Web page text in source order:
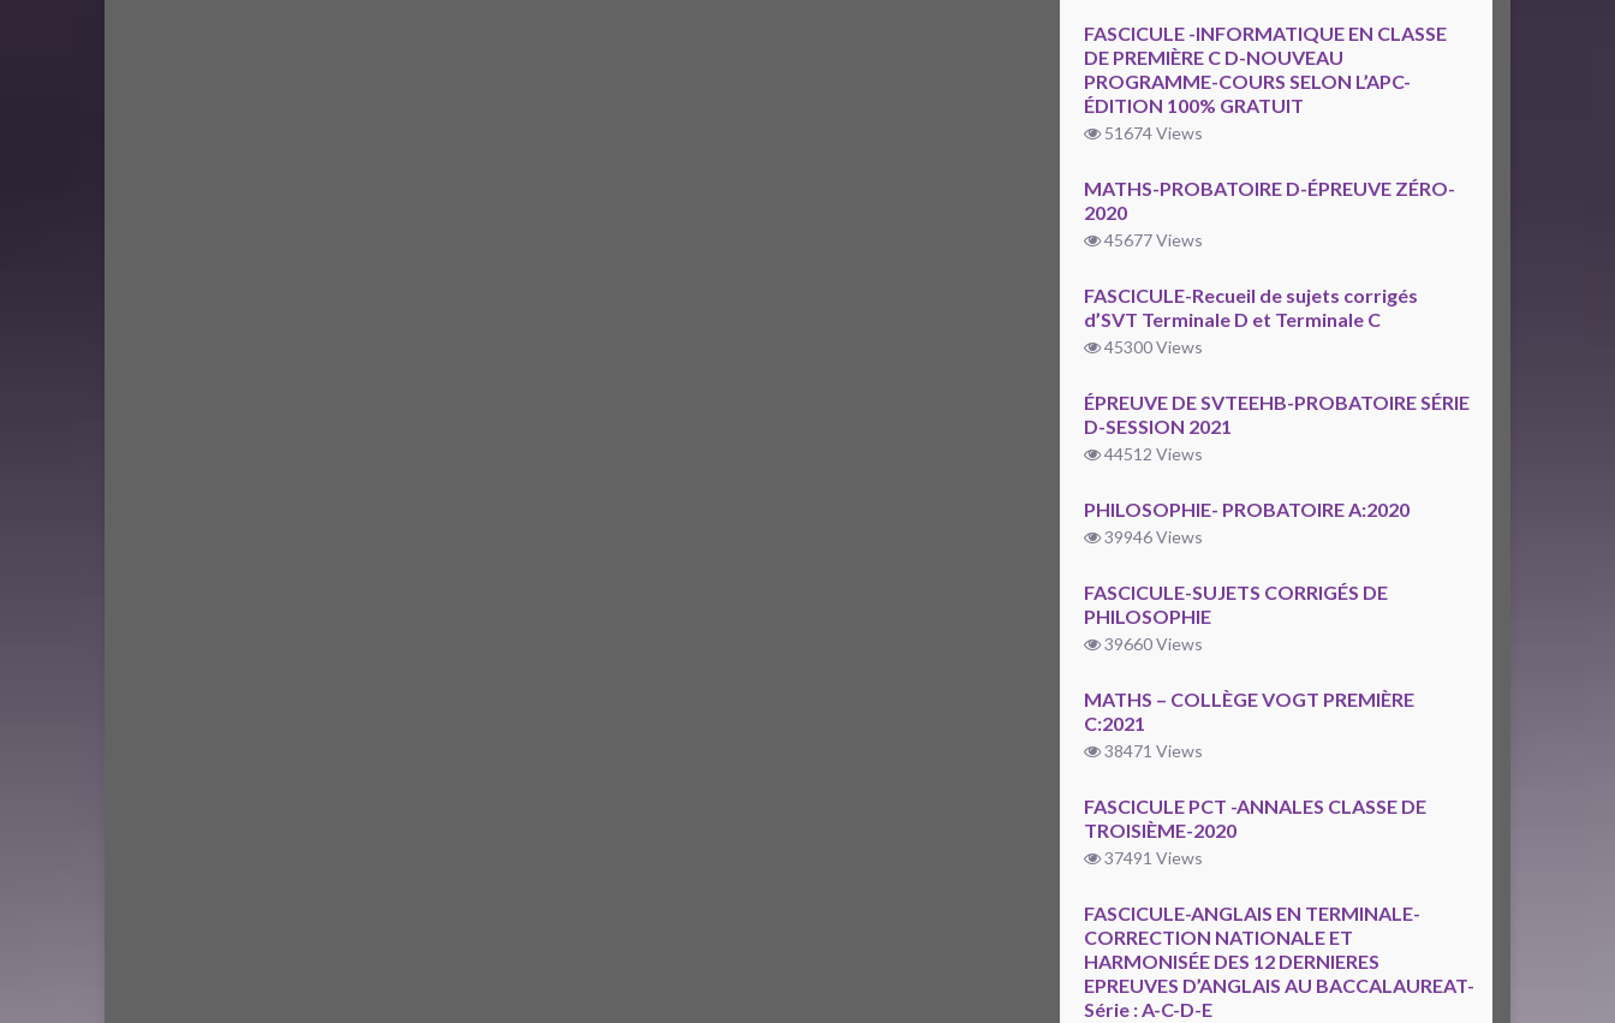
FASCICULE -INFORMATIQUE EN CLASSE
DE PREMIÈRE C D-NOUVEAU
PROGRAMME-COURS SELON L’APC-
ÉDITION 100% GRATUIT
51674 Views
MATHS-PROBATOIRE D-ÉPREUVE ZÉRO-
2020
45677 Views
FASCICULE-Recueil de sujets corrigés
d’SVT Terminale D et Terminale C
45300 Views
ÉPREUVE DE SVTEEHB-PROBATOIRE SÉRIE
D-SESSION 2021
44512 Views
PHILOSOPHIE- PROBATOIRE A:2020
39946 Views
FASCICULE-SUJETS CORRIGÉS DE
PHILOSOPHIE
39660 Views
MATHS – COLLÈGE VOGT PREMIÈRE
C:2021
38471 Views
FASCICULE PCT -ANNALES CLASSE DE
TROISIÈME-2020
37491 Views
FASCICULE-ANGLAIS EN TERMINALE-
CORRECTION NATIONALE ET
HARMONISÉE DES 12 DERNIERES
EPREUVES D’ANGLAIS AU BACCALAUREAT-
Série : A-C-D-E